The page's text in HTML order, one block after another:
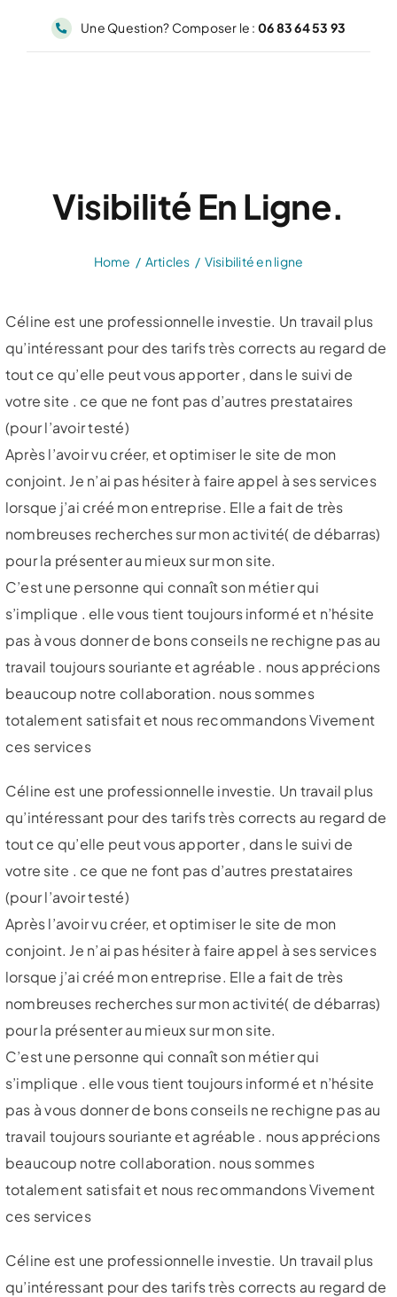
Une Question? Composer le : 06 83 64 53 93
Visibilité En Ligne.
Home Articles Visibilité en ligne
Céline est une professionnelle investie. Un travail plus
qu’intéressant pour des tarifs très corrects au regard de
tout ce qu’elle peut vous apporter , dans le suivi de
votre site . ce que ne font pas d’autres prestataires
(pour l’avoir testé)
Après l’avoir vu créer, et optimiser le site de mon
conjoint. Je n’ai pas hésiter à faire appel à ses services
lorsque j’ai créé mon entreprise. Elle a fait de très
nombreuses recherches sur mon activité( de débarras)
pour la présenter au mieux sur mon site.
C’est une personne qui connaît son métier qui
s’implique . elle vous tient toujours informé et n’hésite
pas à vous donner de bons conseils ne rechigne pas au
travail toujours souriante et agréable . nous apprécions
beaucoup notre collaboration. nous sommes
totalement satisfait et nous recommandons Vivement
ces services
Céline est une professionnelle investie. Un travail plus
qu’intéressant pour des tarifs très corrects au regard de
tout ce qu’elle peut vous apporter , dans le suivi de
votre site . ce que ne font pas d’autres prestataires
(pour l’avoir testé)
Après l’avoir vu créer, et optimiser le site de mon
conjoint. Je n’ai pas hésiter à faire appel à ses services
lorsque j’ai créé mon entreprise. Elle a fait de très
nombreuses recherches sur mon activité( de débarras)
pour la présenter au mieux sur mon site.
C’est une personne qui connaît son métier qui
s’implique . elle vous tient toujours informé et n’hésite
pas à vous donner de bons conseils ne rechigne pas au
travail toujours souriante et agréable . nous apprécions
beaucoup notre collaboration. nous sommes
totalement satisfait et nous recommandons Vivement
ces services
Céline est une professionnelle investie. Un travail plus
qu’intéressant pour des tarifs très corrects au regard de